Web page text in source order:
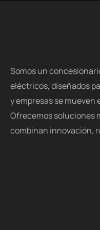
Somos un
eléctricos, diseñados
y empresas se mueven
Ofrecemos soluciones
combinan innovación,